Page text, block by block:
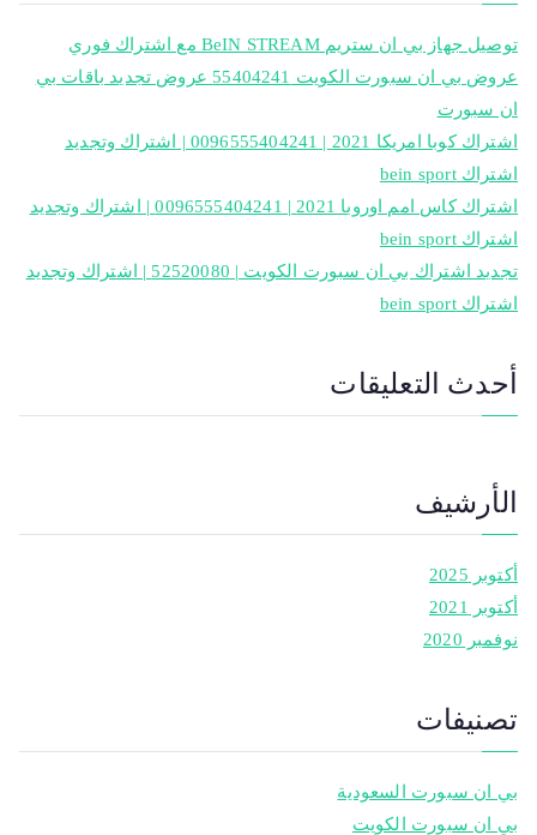
توصيل جهاز بي ان ستريم BeIN STREAM مع اشتراك فوري
عروض بي ان سبورت الكويت 55404241 عروض تجديد باقات بي
ان سبورت
اشتراك كوبا امريكا 2021 | 0096555404241 | اشتراك وتجديد
اشتراك bein sport
اشتراك كاس امم اوروبا 2021 | 0096555404241 | اشتراك وتجديد
اشتراك bein sport
تجديد اشتراك بي ان سبورت الكويت | 52520080 | اشتراك وتجديد
اشتراك bein sport
أحدث التعليقات
الأرشيف
أكتوبر 2025
أكتوبر 2021
نوفمبر 2020
تصنيفات
بي ان سبورت السعودية
بي ان سبورت الكويت